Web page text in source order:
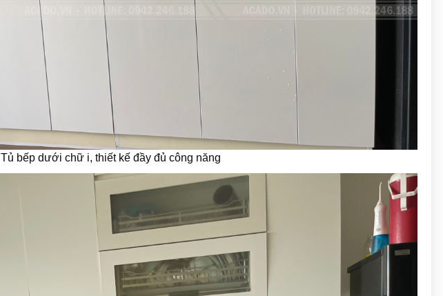
Tủ bếp dưới chữ i, thiết kế đầy đủ công năng